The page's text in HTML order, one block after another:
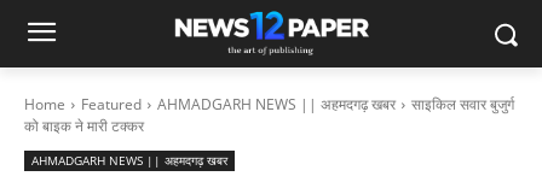
Home Featured AHMADGARH NEWS || अहमदगढ़ खबर
साइकिल सवार बुजुर्ग
को बाइक ने मारी टक्कर
AHMADGARH NEWS || अहमदगढ़ खबर